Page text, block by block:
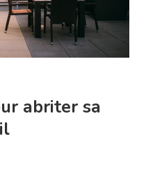
abriter sa